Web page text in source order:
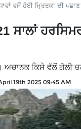
ਵਜੋਂ ਹੋਈ ਮ੍ਰਿਤਕਾ ਦੀ ਪਛਾਣ
ਸਾਲਾਂ
ਅਚਾਨਕ ਕਿਸੇ ਵੱਲੋਂ
19th 2025 09:45 AM